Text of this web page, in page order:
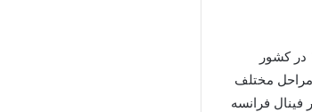
جام جهانی سال ۱۹۹۸ شانزدهمین دوره مسابقات بود که به صورت رسمی در تاریخ ۱۱ ژوئیه سال ۱۹۹۸ در کشور
مراحل مختلف
فینال فرانسه